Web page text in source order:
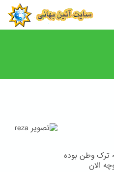
ترک وطن بوده
الان